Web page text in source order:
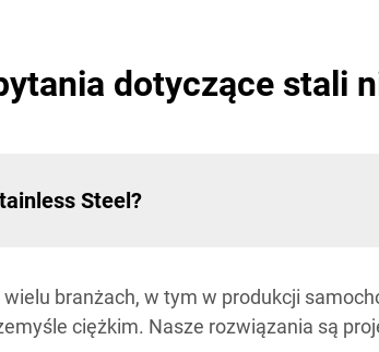
dotyczące stali
Steel?
branżach, w tym w produkcji
ciężkim. Nasze rozwiązania są